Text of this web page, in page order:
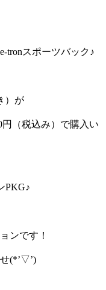
tronスポーツバック♪
）が
（税込み）で購入い
PKG♪
ンです！
(*’▽’)